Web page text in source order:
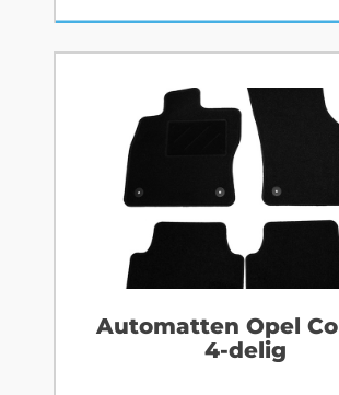
Automatten Opel
4-delig